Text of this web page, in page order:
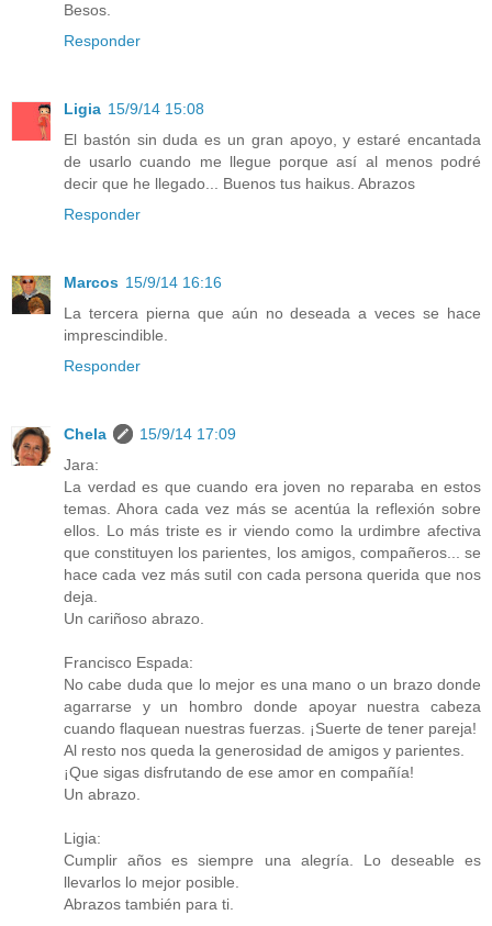
Besos.
Responder
Ligia 15/9/14 15:08
El bastón sin duda es un gran apoyo, y estaré encantada
de usarlo cuando me llegue porque así al menos podré
decir que he llegado... Buenos tus haikus. Abrazos
Responder
Marcos 15/9/14 16:16
La tercera pierna que aún no deseada a veces se hace
imprescindible.
Responder
Chela
15/9/14 17:09
Jara:
La verdad es que cuando era joven no reparaba en estos
temas. Ahora cada vez más se acentúa la reflexión sobre
ellos. Lo más triste es ir viendo como la urdimbre afectiva
que constituyen los parientes, los amigos, compañeros... se
hace cada vez más sutil con cada persona querida que nos
deja.
Un cariñoso abrazo.
Francisco Espada:
No cabe duda que lo mejor es una mano o un brazo donde
agarrarse y un hombro donde apoyar nuestra cabeza
cuando flaquean nuestras fuerzas. ¡Suerte de tener pareja!
Al resto nos queda la generosidad de amigos y parientes.
¡Que sigas disfrutando de ese amor en compañía!
Un abrazo.
Ligia:
Cumplir años es siempre una alegría. Lo deseable es
llevarlos lo mejor posible.
Abrazos también para ti.